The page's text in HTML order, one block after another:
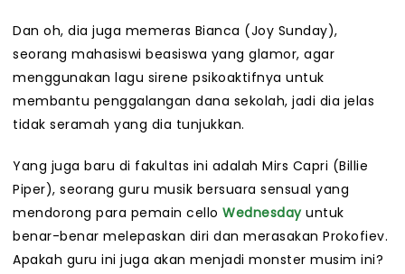
Dan oh, dia juga memeras Bianca (Joy Sunday),
seorang mahasiswi beasiswa yang glamor, agar
menggunakan lagu sirene psikoaktifnya untuk
membantu penggalangan dana sekolah, jadi dia jelas
tidak seramah yang dia tunjukkan.
Yang juga baru di fakultas ini adalah Mirs Capri (Billie
Piper), seorang guru musik bersuara sensual yang
mendorong para pemain cello Wednesdayuntuk
benar-benar melepaskan diri dan merasakan Prokofiev.
Apakah guru ini juga akan menjadi monster musim ini?